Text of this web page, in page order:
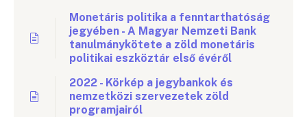
Monetáris politika a fenntarthatóság
jegyében - A Magyar Nemzeti Bank
tanulmánykötete a zöld monetáris
politikai eszköztár első évéről
2022 - Körkép a jegybankok és
nemzetközi szervezetek zöld
programjairól